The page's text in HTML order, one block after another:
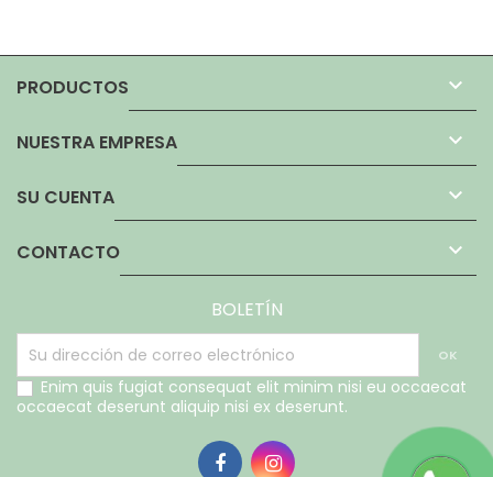
PRODUCTOS 
NUESTRA EMPRESA 
SU CUENTA 
CONTACTO 
BOLETÍN
Enim quis fugiat consequat elit minim nisi eu occaecat
occaecat deserunt aliquip nisi ex deserunt.